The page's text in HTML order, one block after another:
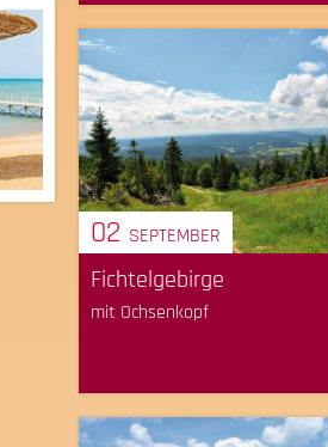
02 SEPTEMBER
Fichtelgebirge
mit Ochsenkopf